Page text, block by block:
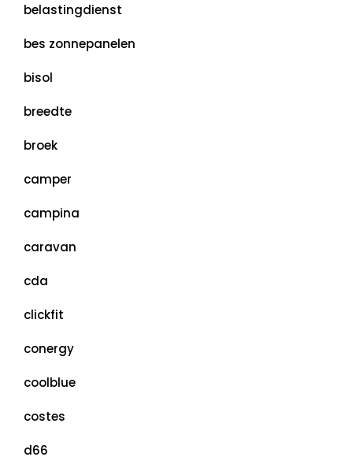
belastingdienst
bes zonnepanelen
bisol
breedte
broek
camper
campina
caravan
cda
clickfit
conergy
coolblue
costes
d66